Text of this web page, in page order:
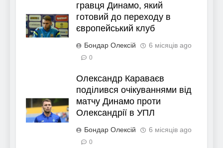
гравця Динамо, який
готовий до переходу в
європейський клуб
Бондар Олексій 6 місяців ago
0
Олександр Караваєв
поділився очікуваннями від
матчу Динамо проти
Олександрії в УПЛ
Бондар Олексій 6 місяців ago
0